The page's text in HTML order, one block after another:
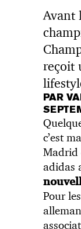
Avant
reçoit
PAR
c’est
Madrid
adidas
Pour